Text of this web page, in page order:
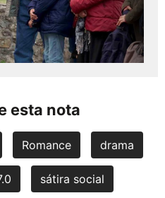
esta nota
Romance drama
sátira social